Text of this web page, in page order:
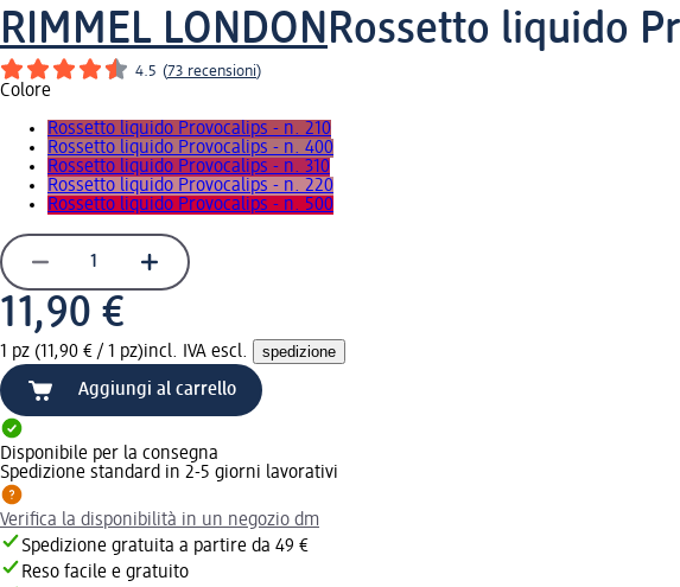
RIMMEL LONDONRossetto liquido
4.5 (73 recensioni)
Colore
Rossetto liquido Provocalips - n. 210
Rossetto liquido Provocalips - n. 400
Rossetto liquido Provocalips - n. 310
Rossetto liquido Provocalips - n. 220
Rossetto liquido Provocalips - n. 500
11,90 €
1 pz (11,90 € / 1 pz)incl. IVA escl. spedizione
Aggiungi al carrello
Disponibile per la consegna
Spedizione standard in 2-5 giorni lavorativi
Verifica la disponibilità in un negozio dm
Spedizione gratuita a partire da 49 €
Reso facile e gratuito